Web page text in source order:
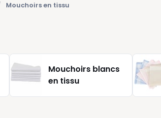
Mouchoirs en tissu
Mouchoirs blancs
en tissu